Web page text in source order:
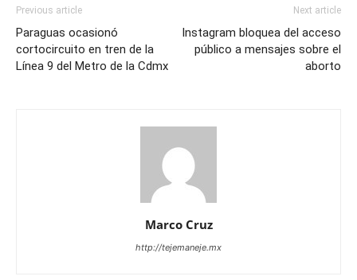
Previous article
Paraguas ocasionó
cortocircuito en tren de la
Línea 9 del Metro de la Cdmx
Next article
Instagram bloquea del acceso
público a mensajes sobre el
aborto
Marco Cruz
http://tejemaneje.mx